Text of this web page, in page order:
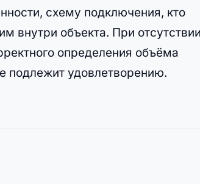
схему подключения, кто
внутри объекта. При
определения объёма
подлежит удовлетворению.